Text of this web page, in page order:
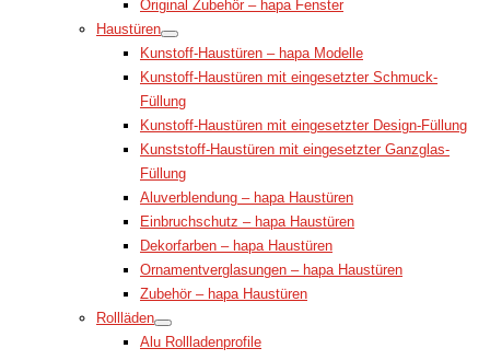
Original Zubehör – hapa Fenster
Haustüren
Kunstoff-Haustüren – hapa Modelle
Kunstoff-Haustüren mit eingesetzter Schmuck-
Füllung
Kunstoff-Haustüren mit eingesetzter Design-Füllung
Kunststoff-Haustüren mit eingesetzter Ganzglas-
Füllung
Aluverblendung – hapa Haustüren
Einbruchschutz – hapa Haustüren
Dekorfarben – hapa Haustüren
Ornamentverglasungen – hapa Haustüren
Zubehör – hapa Haustüren
Rollläden
Alu Rollladenprofile